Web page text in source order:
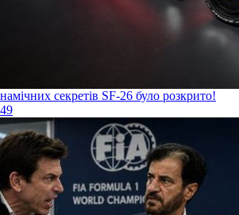
секретів SF-26 було розкрито!